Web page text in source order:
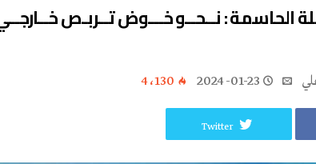
الحاسمة : نــحــو خـــوض تــربـص
2024-01-23 4٬130
Twitter